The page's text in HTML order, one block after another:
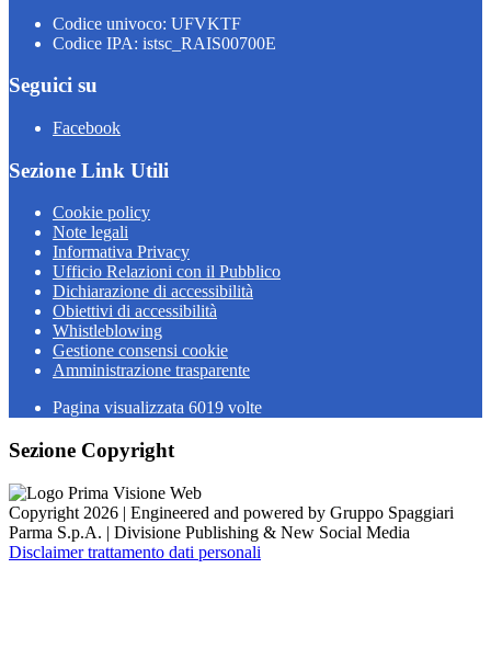
Codice univoco: UFVKTF
Codice IPA: istsc_RAIS00700E
Seguici su
Facebook
Sezione Link Utili
Cookie policy
Note legali
Informativa Privacy
Ufficio Relazioni con il Pubblico
Dichiarazione di accessibilità
Obiettivi di accessibilità
Whistleblowing
Gestione consensi cookie
Amministrazione trasparente
Pagina visualizzata 6019 volte
Sezione Copyright
Copyright 2026 | Engineered and powered by Gruppo Spaggiari
Parma S.p.A. | Divisione Publishing & New Social Media
Disclaimer trattamento dati personali